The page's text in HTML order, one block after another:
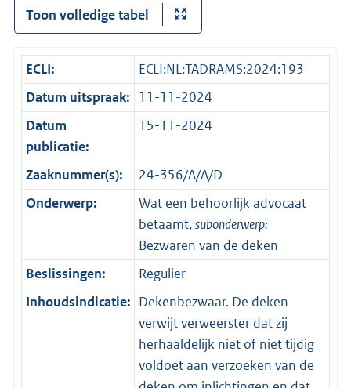
Toon volledige tabel
ECLI:
ECLI:NL:TADRAMS:2024:193
Datum uitspraak:
11-11-2024
Datum
publicatie:
15-11-2024
Zaaknummer(s):
24-356/A/A/D
Onderwerp:
Wat een behoorlijk advocaat
betaamt,subonderwerp:
Bezwaren van de deken
Beslissingen:
Regulier
Inhoudsindicatie: Dekenbezwaar. De deken
verwijt verweerster dat zij
herhaaldelijk niet of niet tijdig
voldoet aan verzoeken van de